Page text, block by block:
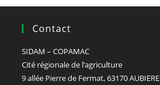
Contact
SIDAM – COPAMAC
Cité régionale de l’agriculture
9 allée Pierre de Fermat, 63170 AUBIERE